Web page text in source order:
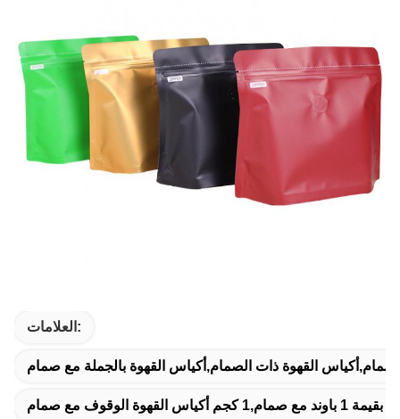
العلامات:
القهوة ذات الصمام,أكياس القهوة بالجملة مع صمام